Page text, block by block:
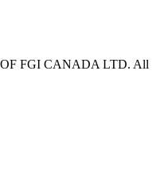
FGI CANADA LTD. All